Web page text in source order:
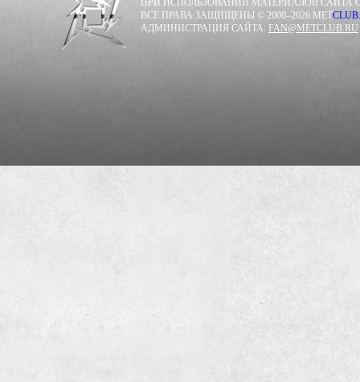
ПРИ ИСПОЛЬЗОВАНИИ МАТЕРИАЛОВ САЙТА
ВСЕ ПРАВА ЗАЩИЩЕНЫ © 2000–2026 METCLUB.
АДМИНИСТРАЦИЯ САЙТА: FAN@METCLUB.RU